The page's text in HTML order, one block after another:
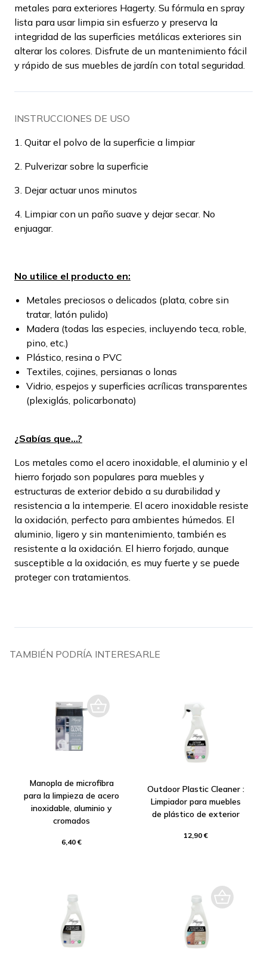
metales para exteriores Hagerty. Su fórmula en spray
lista para usar limpia sin esfuerzo y preserva la
integridad de las superficies metálicas exteriores sin
alterar los colores. Disfrute de un mantenimiento fácil
y rápido de sus muebles de jardín con total seguridad.
INSTRUCCIONES DE USO
1. Quitar el polvo de la superficie a limpiar
2. Pulverizar sobre la superficie
3. Dejar actuar unos minutos
4. Limpiar con un paño suave y dejar secar. No
enjuagar.
No utilice el producto en:
Metales preciosos o delicados (plata, cobre sin
tratar, latón pulido)
Madera (todas las especies, incluyendo teca, roble,
pino, etc.)
Plástico, resina o PVC
Textiles, cojines, persianas o lonas
Vidrio, espejos y superficies acrílicas transparentes
(plexiglás, policarbonato)
¿Sabías que...?
Los metales como el acero inoxidable, el aluminio y el
hierro forjado son populares para muebles y
estructuras de exterior debido a su durabilidad y
resistencia a la intemperie. El acero inoxidable resiste
la oxidación, perfecto para ambientes húmedos. El
aluminio, ligero y sin mantenimiento, también es
resistente a la oxidación. El hierro forjado, aunque
susceptible a la oxidación, es muy fuerte y se puede
proteger con tratamientos.
TAMBIÉN PODRÍA INTERESARLE
Manopla de microfibra
para la limpieza de acero
inoxidable, aluminio y
cromados
6,40 €
Outdoor Plastic Cleaner :
Limpiador para muebles
de plástico de exterior
12,90 €